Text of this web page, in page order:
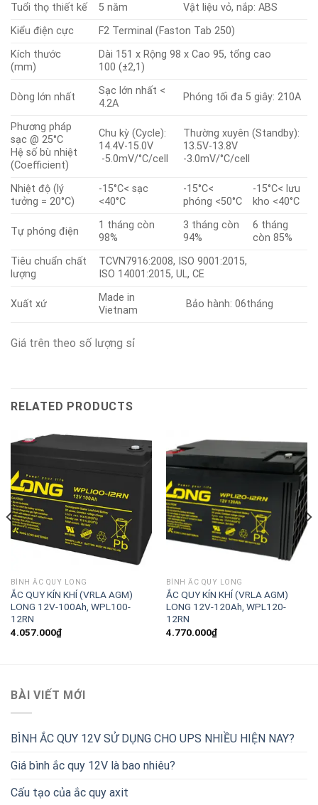
Tuổi thọ thiết kế 5 năm
Vật liệu vỏ, nắp: ABS
Kiểu điện cực
F2 Terminal (Faston Tab 250)
Kích thước
(mm)
Dài 151 x Rộng 98 x Cao 95, tổng cao
100 (±2,1)
Dòng lớn nhất
Sạc lớn nhất <
4.2A
Phóng tối đa 5 giây: 210A
Phương pháp
sạc @ 25°C
Hệ số bù nhiệt
(Coefficient)
Chu kỳ (Cycle):
14.4V-15.0V
-5.0mV/°C/cell
Thường xuyên (Standby):
13.5V-13.8V
-3.0mV/°C/cell
Nhiệt độ (lý
tưởng = 20°C)
-15°C< sạc
<40°C
-15°C<
phóng <50°C
-15°C< lưu
kho <40°C
Tự phóng điện
1 tháng còn
98%
3 tháng còn
94%
6 tháng
còn 85%
Tiêu chuẩn chất
lượng
TCVN7916:2008, ISO 9001:2015,
ISO 14001:2015, UL, CE
Xuất xứ
Made in
Vietnam
Bảo hành: 06tháng
Giá trên theo số lượng sỉ
RELATED PRODUCTS
BÌNH ẮC QUY LONG
ẮC QUY KÍN KHÍ (VRLA AGM)
LONG 12V-100Ah, WPL100-
12RN
4.057.000₫
BÌNH ẮC QUY LONG
ẮC QUY KÍN KHÍ (VRLA AGM)
LONG 12V-120Ah, WPL120-
12RN
4.770.000₫
BÀI VIẾT MỚI
BÌNH ẮC QUY 12V SỬ DỤNG CHO UPS NHIỀU HIỆN NAY?
Giá bình ắc quy 12V là bao nhiêu?
Cấu tạo của ắc quy axit